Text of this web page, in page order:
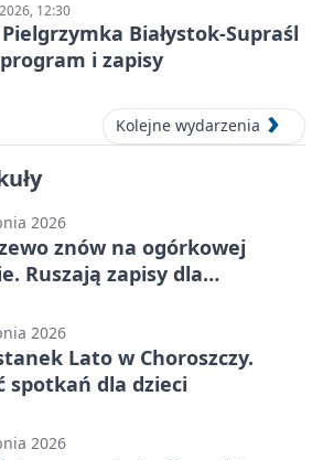
12:30
Białystok-Supraśl
program i zapisy
Kolejne wydarzenia
2026
znów na ogórkowej
Ruszają zapisy dla
2026
Lato w Choroszczy.
spotkań dla dzieci
2026